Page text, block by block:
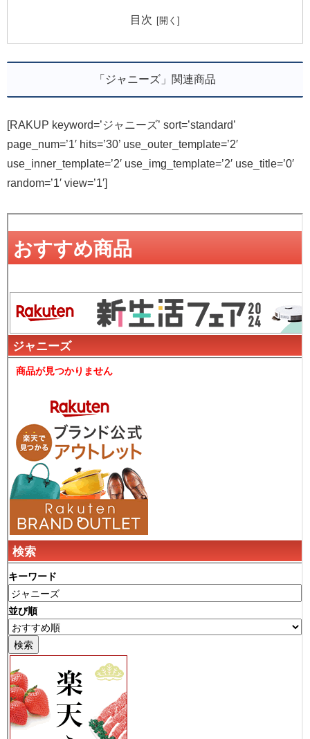
目次
「ジャニーズ」関連商品
[RAKUP keyword=’ジャニーズ’ sort=’standard’
page_num=’1′ hits=’30’ use_outer_template=’2′
use_inner_template=’2′ use_img_template=’2′ use_title=’0′
random=’1′ view=’1′]